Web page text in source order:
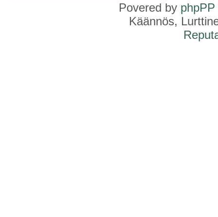
Povered by phpPP
Käännös,